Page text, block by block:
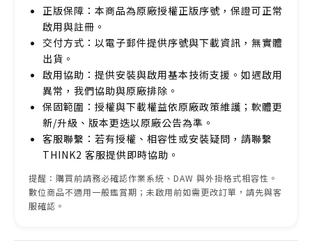
正版保障：本商品為原廠授權正版序號，保證可正常
啟用與註冊。
交付方式：以電子郵件提供序號與下載資訊，無實體
出貨。
啟用協助：提供安裝與啟用基本技術支援。如遇啟用
異常，我們協助與原廠排除。
保固範圍：授權與下載權益依原廠政策維護；軟體更
新/升級、版本更迭以原廠公告為準。
客服聯繫：若有授權、相容性或安裝疑問，請聯繫
THINK2 客服提供即時協助。
提醒：購買前請務必確認作業系統、DAW 與外掛格式相容性。
數位商品不適用一般鑑賞期；未啟用前如需更改訂單，請先與客
服確認。